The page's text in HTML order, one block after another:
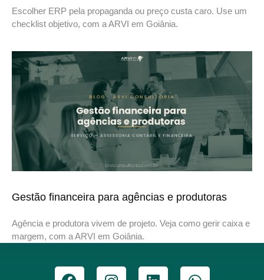
Escolher ERP pela propaganda ou preço custa caro. Use um
checklist objetivo, com a ARVI em Goiânia.
Gestão financeira para agências e produtoras
Agência e produtora vivem de projeto. Veja como gerir caixa e
margem, com a ARVI em Goiânia.